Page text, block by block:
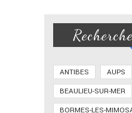
ANTIBES AUPS
BEAULIEU-SUR-MER
BORMES-LES-